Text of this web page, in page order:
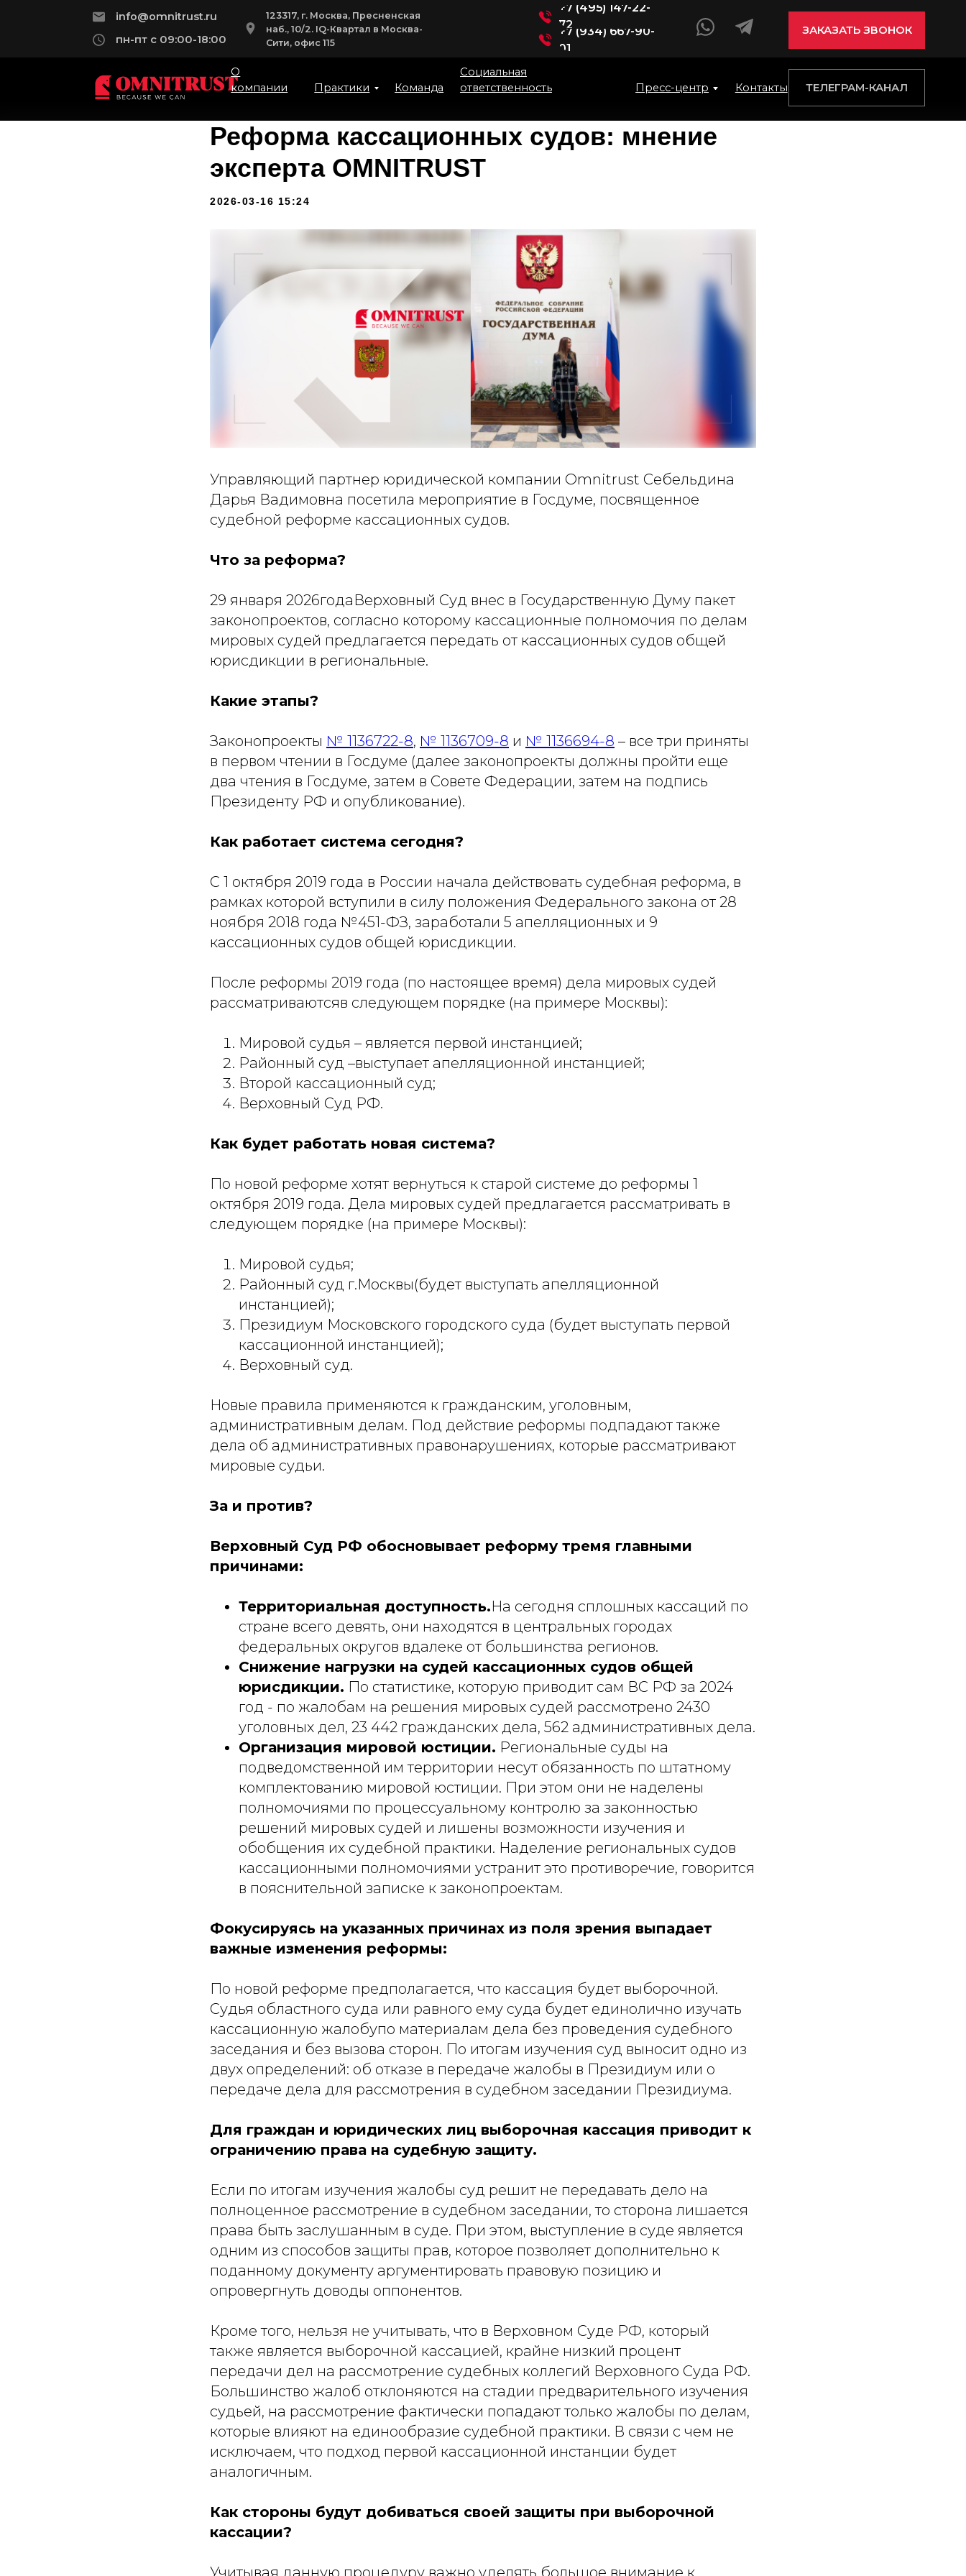
info@omnitrust.ru
+7 (495) 147-22-
72
+7 (934) 667-90-
01
пн-пт с 09:00-18:00
ЗАКАЗАТЬ ЗВОНОК
123317, г. Москва, Пресненская
наб., 10/2. IQ-Квартал в Москва-
Сити, офис 115
ТЕЛЕГРАМ-КАНАЛ
компании
Практики Команда Контакты
Социальная
ответственность
Пресс-центр
Реформа кассационных судов: мнение
эксперта OMNITRUST
2026-03-16 15:24
Управляющий партнер юридической компании Omnitrust Себельдина
Дарья Вадимовна посетила мероприятие в Госдуме, посвященное
судебной реформе кассационных судов.
Что за реформа?
29 января 2026годаВерховный Суд внес в Государственную Думу пакет
законопроектов, согласно которому кассационные полномочия по делам
мировых судей предлагается передать от кассационных судов общей
юрисдикции в региональные.
Какие этапы?
Законопроекты № 1136722-8, № 1136709-8 и № 1136694-8 – все три приняты
в первом чтении в Госдуме (далее законопроекты должны пройти еще
два чтения в Госдуме, затем в Совете Федерации, затем на подпись
Президенту РФ и опубликование).
Как работает система сегодня?
С 1 октября 2019 года в России начала действовать судебная реформа, в
рамках которой вступили в силу положения Федерального закона от 28
ноября 2018 года №451-ФЗ, заработали 5 апелляционных и 9
кассационных судов общей юрисдикции.
После реформы 2019 года (по настоящее время) дела мировых судей
рассматриваютсяв следующем порядке (на примере Москвы):
Мировой судья – является первой инстанцией;
Районный суд –выступает апелляционной инстанцией;
Второй кассационный суд;
Верховный Суд РФ.
Как будет работать новая система?
По новой реформе хотят вернуться к старой системе до реформы 1
октября 2019 года. Дела мировых судей предлагается рассматривать в
следующем порядке (на примере Москвы):
Мировой судья;
Районный суд г.Москвы(будет выступать апелляционной
инстанцией);
Президиум Московского городского суда (будет выступать первой
кассационной инстанцией);
Верховный суд.
Новые правила применяются к гражданским, уголовным,
административным делам. Под действие реформы подпадают также
дела об административных правонарушениях, которые рассматривают
мировые судьи.
За и против?
Верховный Суд РФ обосновывает реформу тремя главными
причинами:
Территориальная доступность.На сегодня сплошных кассаций по
стране всего девять, они находятся в центральных городах
федеральных округов вдалеке от большинства регионов.
Снижение нагрузки на судей кассационных судов общей
юрисдикции. По статистике, которую приводит сам ВС РФ за 2024
год - по жалобам на решения мировых судей рассмотрено 2430
уголовных дел, 23 442 гражданских дела, 562 административных дела.
Организация мировой юстиции. Региональные суды на
подведомственной им территории несут обязанность по штатному
комплектованию мировой юстиции. При этом они не наделены
полномочиями по процессуальному контролю за законностью
решений мировых судей и лишены возможности изучения и
обобщения их судебной практики. Наделение региональных судов
кассационными полномочиями устранит это противоречие, говорится
в пояснительной записке к законопроектам.
Фокусируясь на указанных причинах из поля зрения выпадает
важные изменения реформы:
По новой реформе предполагается, что кассация будет выборочной.
Судья областного суда или равного ему суда будет единолично изучать
кассационную жалобупо материалам дела без проведения судебного
заседания и без вызова сторон. По итогам изучения суд выносит одно из
двух определений: об отказе в передаче жалобы в Президиум или о
передаче дела для рассмотрения в судебном заседании Президиума.
Для граждан и юридических лиц выборочная кассация приводит к
ограничению права на судебную защиту.
Если по итогам изучения жалобы суд решит не передавать дело на
полноценное рассмотрение в судебном заседании, то сторона лишается
права быть заслушанным в суде. При этом, выступление в суде является
одним из способов защиты прав, которое позволяет дополнительно к
поданному документу аргументировать правовую позицию и
опровергнуть доводы оппонентов.
Кроме того, нельзя не учитывать, что в Верховном Суде РФ, который
также является выборочной кассацией, крайне низкий процент
передачи дел на рассмотрение судебных коллегий Верховного Суда РФ.
Большинство жалоб отклоняются на стадии предварительного изучения
судьей, на рассмотрение фактически попадают только жалобы по делам,
которые влияют на единообразие судебной практики. В связи с чем не
исключаем, что подход первой кассационной инстанции будет
аналогичным.
Как стороны будут добиваться своей защиты при выборочной
кассации?
Учитывая данную процедуру важно уделять большое внимание к